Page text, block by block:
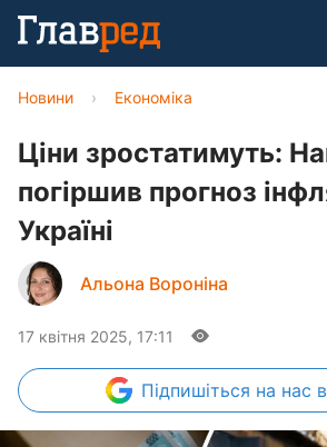
Новини › Економіка
Ціни зростатимуть:
погіршив прогноз
Україні
Альона Вороніна
17 квітня 2025, 17:11
Підпишіться на нас